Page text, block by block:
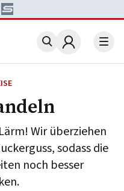
Account
Wir überziehen
sodass die
noch besser